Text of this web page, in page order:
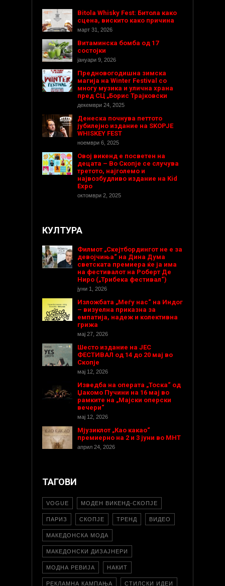
Bitola Whisky Fest: Битола како
сцена, вискито како причина
март 31, 2026
Витаминска бомба од 17
состојки
јануари 9, 2026
Предновогодишнa зимска
магија на Winter Festival со
многу музика и улична храна
пред СЦ „Борис Трајковски
декември 24, 2025
Денеска почнува петтото
јубилејно издание на SKOPJE
WHISKEY FEST
ноември 6, 2025
Овој викенд е посветен на
децата – Во Скопје се случува
третото, најголемо и
највозбудливо издание на Kid
Expo
октомври 2, 2025
КУЛТУРА
Филмот „Скејтбордингот не е за
девојчиња“ на Дина Дума
светската премиера ќе ја има
на фестивалот на Роберт Де
Ниро („Трибека фестивал“)
јуни 1, 2026
Изложбата „Меѓу нас“ на Индог
– визуелна приказна за
емпатија, надеж и колективна
грижа
мај 27, 2026
Шесто издание на ЈЕС
ФЕСТИВАЛ од 14 до 20 мај во
Скопје
мај 12, 2026
Изведба на операта „Тоска“ од
Џакомо Пучини на 16 мај во
рамките на „Мајски оперски
вечери“
мај 12, 2026
Мјузиклот „Као какао“
премиерно на 2 и 3 јуни во МНТ
април 24, 2026
ТАГОВИ
VOGUE МОДЕН ВИКЕНД-СКОПЈЕ
ПАРИЗ СКОПЈЕ ТРЕНД ВИДЕО
МАКЕДОНСКА МОДА
МАКЕДОНСКИ ДИЗАЈНЕРИ
МОДНА РЕВИЈА НАКИТ
РЕКЛАМНА КАМПАЊА СТИЛСКИ ИДЕИ